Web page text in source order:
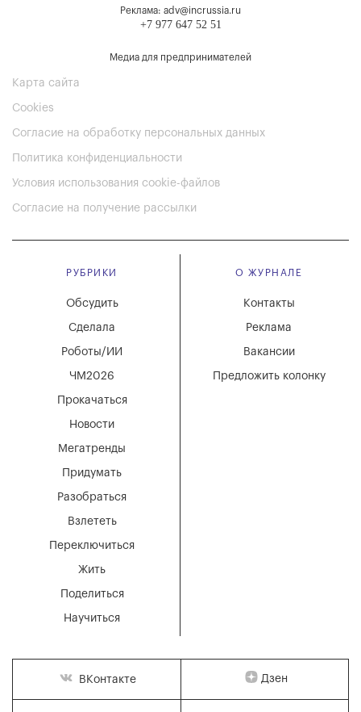
Реклама: adv@incrussia.ru
+7 977 647 52 51
Медиа для предпринимателей
Карта сайта
Cookies
Согласие на обработку персональных данных
Политика конфиденциальности
Условия использования cookie-файлов
Согласие на получение рассылки
РУБРИКИ
Мегатренды
Придумать
Разобраться
Взлететь
Новости
Переключиться
Жить
Поделиться
Научиться
Обсудить
Сделала
Роботы/ИИ
ЧМ2026
Прокачаться
О ЖУРНАЛЕ
Вакансии
Реклама
Контакты
Предложить колонку
ВКонтакте Дзен